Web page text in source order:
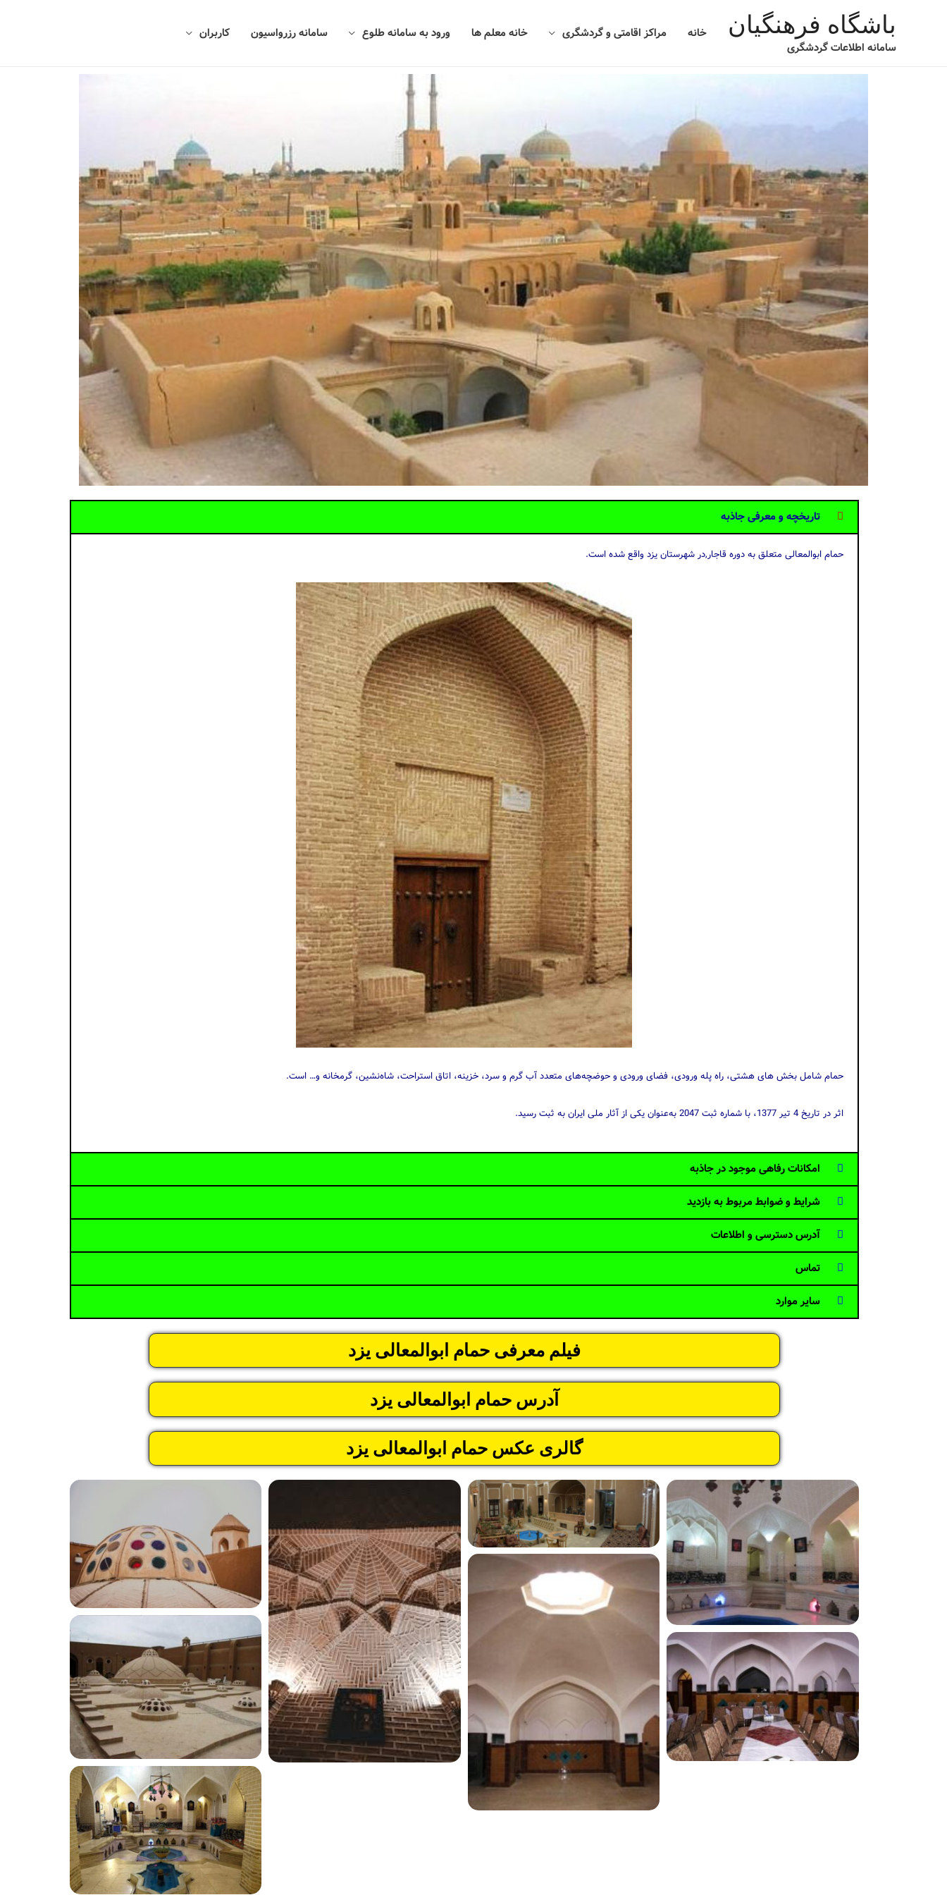
باشگاه فرهنگیان
سامانه اطلاعات گردشگری
خانه مراکز اقامتی و گردشگری خانه معلم ها ورود به سامانه طلوع سامانه رزرواسیون کاربران
تاریخچه و معرفی جاذبه
حمام ابوالمعالی متعلق به دوره قاجار,در شهرستان یزد واقع شده است.
حمام شامل بخش های هشتی، راه پله ورودی، فضای ورودی و حوضچه‌های متعدد آب گرم و سرد، خزینه، اتاق استراحت، شاه‌نشین، گرمخانه و… است.
اثر در تاریخ 4 تیر 1377، با شماره ثبت 2047 به‌عنوان یکی از آثار ملی ایران به ثبت رسید.
امکانات رفاهی موجود در جاذبه
شرایط و ضوابط مربوط به بازدید
آدرس دسترسی و اطلاعات
تماس
سایر موارد
فیلم معرفی حمام ابوالمعالی یزد
آدرس حمام ابوالمعالی یزد
گالری عکس حمام ابوالمعالی یزد